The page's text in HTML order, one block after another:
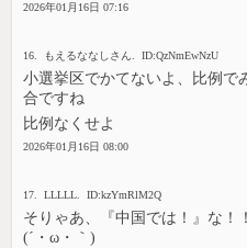
2026年01月16日 07:16
16. もえるななしさん. ID:QzNmEwNzU
小選挙区でかてないよ、比例で
合ですね
比例なくせよ
2026年01月16日 08:00
17. LLLLL. ID:kzYmRlM2Q
そりゃあ、『中国では！』な！！
(´・ω・｀)